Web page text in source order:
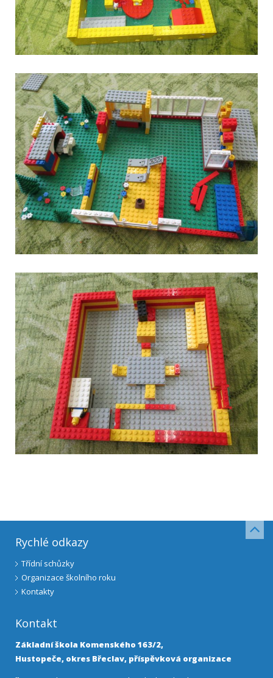
Rychlé odkazy
Třídní schůzky
Organizace školního roku
Kontakty
Kontakt
Základní škola Komenského 163/2,
Hustopeče, okres Břeclav, příspěvková organizace